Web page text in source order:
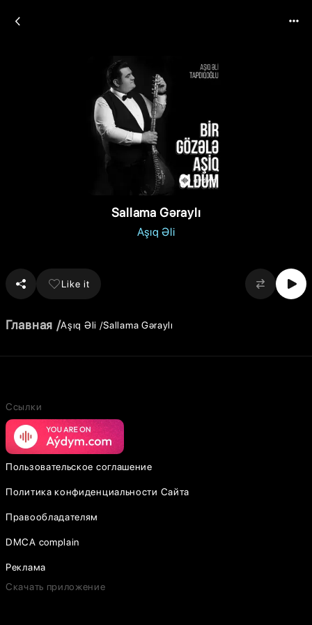
Sallama Gəraylı
Aşıq Əli
Like it
Главная Aşıq Əli Sallama Gəraylı
Ссылки
Пользовательское соглашение
Политика конфиденциальности Сайта
Правообладателям
DMCA complain
Реклама
Скачать приложение